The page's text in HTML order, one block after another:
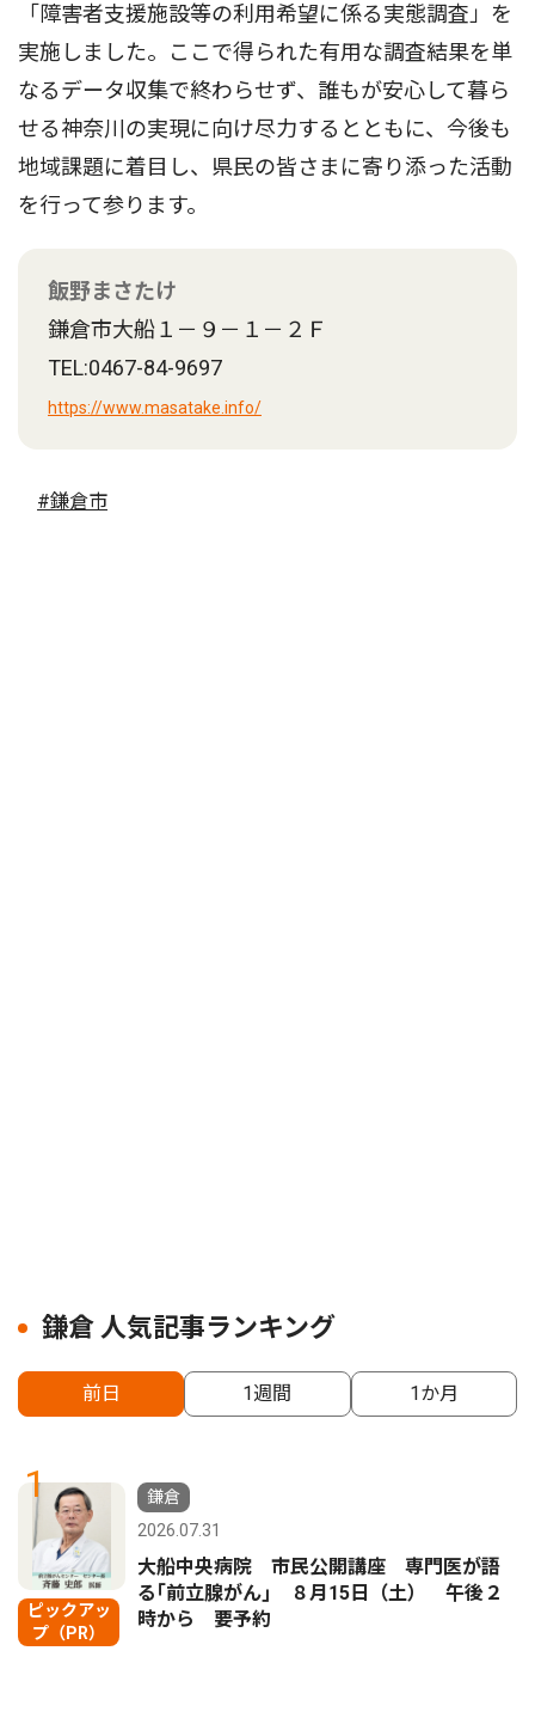
「障害者支援施設等の利用希望に係る実態調査」を
実施しました。ここで得られた有用な調査結果を単
なるデータ収集で終わらせず、誰もが安心して暮ら
せる神奈川の実現に向け尽力するとともに、今後も
地域課題に着目し、県民の皆さまに寄り添った活動
を行って参ります。
飯野まさたけ
鎌倉市大船１－９－１－２Ｆ
TEL:0467-84-9697
https://www.masatake.info/
#鎌倉市
鎌倉 人気記事ランキング
前日 1週間 1か月
1
ピックアッ
プ（PR）
鎌倉
2026.07.31
大船中央病院 市民公開講座 専門医が語
る｢前立腺がん｣ ８月15日（土） 午後２
時から 要予約